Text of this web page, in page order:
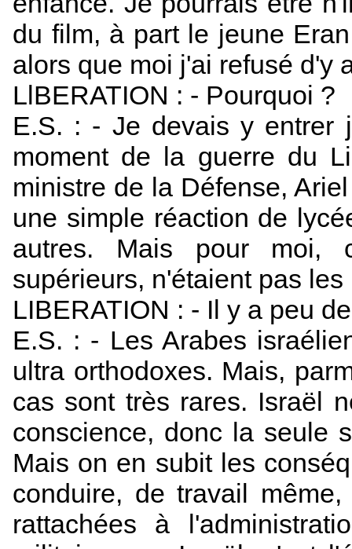
du film, à part le jeune
alors que moi j'ai refusé d'y
LlBERATION : - Pourquoi ?
E.S. : - Je devais y entrer
moment de la guerre du
ministre de la Défense,
une simple réaction de
autres. Mais pour moi,
supérieurs, n'étaient pas les
LIBERATION : - Il y a peu
E.S. : - Les Arabes
ultra orthodoxes. Mais,
cas sont très rares. Israël
conscience, donc la seule
Mais on en subit les
conduire, de travail
rattachées à